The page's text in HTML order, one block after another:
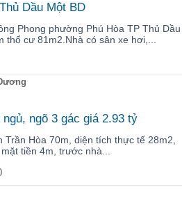
Dầu Một BD
Phong phường Phú Hòa TP Thủ Dầu
cư 81m2.Nhà có sân xe hơi,...
ngõ 3 gác giá 2.93 tỷ
Hòa 70m, diện tích thực tế 28m2,
tiền 4m, trước nhà...